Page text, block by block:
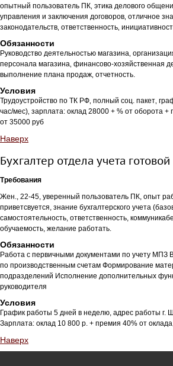
опытный пользователь ПК‚ этика делового
управления и заключения договоров‚ отличное
законодательств‚ ответственность‚
Обязанности
Руководство деятельностью магазина‚
персонала магазина‚ финансово-хозяйственная
выполнение плана продаж‚ отчетность.
Условия
Трудоустройство по ТК РФ‚ полный соц. пакет‚
час/мес)‚ зарплата: оклад 28000 + % от оборота +
от 35000 руб
Наверх
Бухгалтер отдела учета
Требования
Жен., 22-45, уверенный пользователь ПК, опыт
приветсвуется, знание бухгалтерского учета
самостоятельность, ответственность,
обучаемость, желание работать.
Обязанности
Работа с первичными документами по учету МПЗ
по производственным счетам Формирование
подразделений Исполнение дополнительных
руководителя
Условия
График работы 5 дней в неделю, адрес работы г.
Зарплата: оклад 10 800 р. + премия 40% от
Наверх